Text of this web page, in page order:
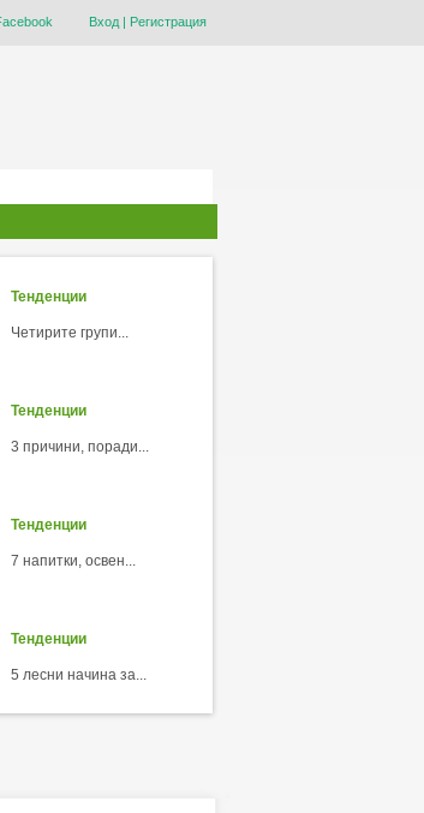
Вход| Регистрация
Тенденции
Четирите групи...
Тенденции
3 причини, поради...
Тенденции
7 напитки, освен...
Тенденции
5 лесни начина за...